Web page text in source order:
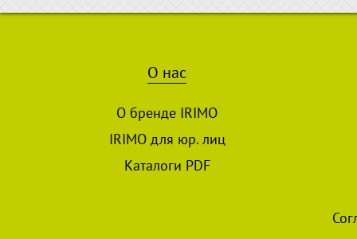
О нас
О бренде IRIMO
IRIMO для юр. лиц
Каталоги PDF